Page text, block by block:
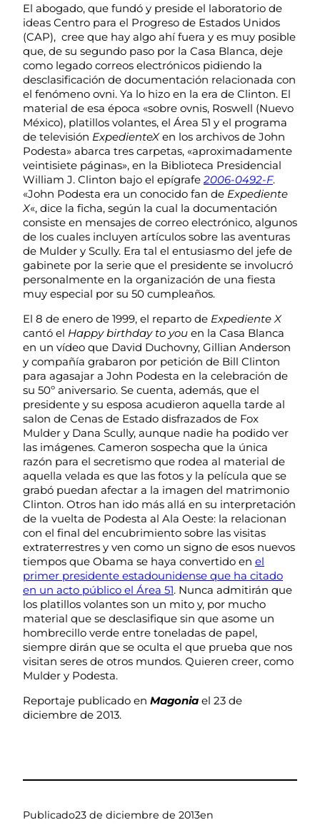
El abogado, que fundó y preside el laboratorio de
ideas Centro para el Progreso de Estados Unidos
(CAP), cree que hay algo ahí fuera y es muy posible
que, de su segundo paso por la Casa Blanca, deje
como legado correos electrónicos pidiendo la
desclasificación de documentación relacionada con
el fenómeno ovni. Ya lo hizo en la era de Clinton. El
material de esa época «sobre ovnis, Roswell (Nuevo
México), platillos volantes, el Área 51 y el programa
de televisión ExpedienteXen los archivos de John
Podesta» abarca tres carpetas, «aproximadamente
veintisiete páginas», en la Biblioteca Presidencial
William J. Clinton bajo el epígrafe 2006-0492-F.
«John Podesta era un conocido fan de Expediente
X«, dice la ficha, según la cual la documentación
consiste en mensajes de correo electrónico, algunos
de los cuales incluyen artículos sobre las aventuras
de Mulder y Scully. Era tal el entusiasmo del jefe de
gabinete por la serie que el presidente se involucró
personalmente en la organización de una fiesta
muy especial por su 50 cumpleaños.
El 8 de enero de 1999, el reparto de Expediente X
cantó el Happy birthday to you en la Casa Blanca
en un vídeo que David Duchovny, Gillian Anderson
y compañía grabaron por petición de Bill Clinton
para agasajar a John Podesta en la celebración de
su 50º aniversario. Se cuenta, además, que el
presidente y su esposa acudieron aquella tarde al
salon de Cenas de Estado disfrazados de Fox
Mulder y Dana Scully, aunque nadie ha podido ver
las imágenes. Cameron sospecha que la única
razón para el secretismo que rodea al material de
aquella velada es que las fotos y la película que se
grabó puedan afectar a la imagen del matrimonio
Clinton. Otros han ido más allá en su interpretación
de la vuelta de Podesta al Ala Oeste: la relacionan
con el final del encubrimiento sobre las visitas
extraterrestres y ven como un signo de esos nuevos
tiempos que Obama se haya convertido en el
primer presidente estadounidense que ha citado
en un acto público el Área 51. Nunca admitirán que
los platillos volantes son un mito y, por mucho
material que se desclasifique sin que asome un
hombrecillo verde entre toneladas de papel,
siempre dirán que se oculta el que prueba que nos
visitan seres de otros mundos. Quieren creer, como
Mulder y Podesta.
Reportaje publicado en Magonia el 23 de
diciembre de 2013.
Publicado23 de diciembre de 2013en